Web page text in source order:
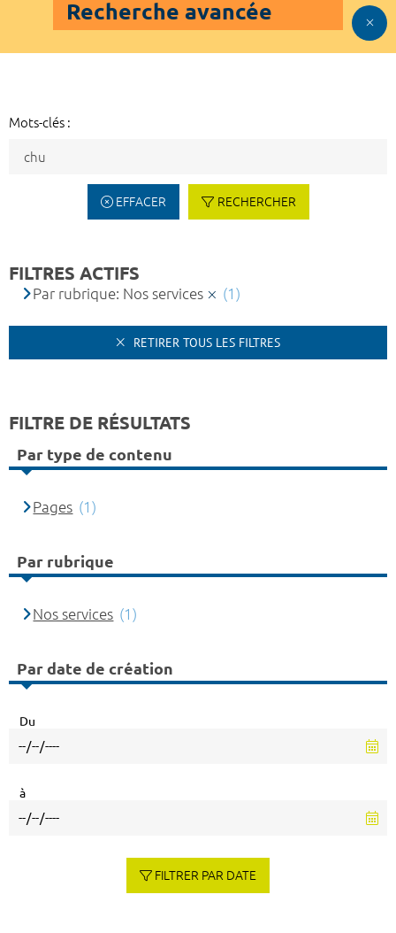
Recherche avancée
Mots-clés :
EFFACER RECHERCHER
FILTRES ACTIFS
Par rubrique: Nos services (1)
RETIRER TOUS LES FILTRES
FILTRE DE RÉSULTATS
Par type de contenu
Pages (1)
Par rubrique
Nos services (1)
Par date de création
Du
à
FILTRER PAR DATE